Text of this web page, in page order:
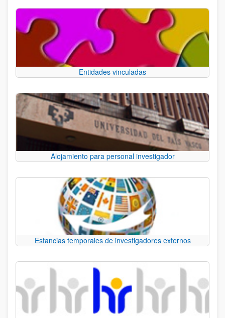
Entidades vinculadas
Alojamiento para personal investigador
Estancias temporales de investigadores externos